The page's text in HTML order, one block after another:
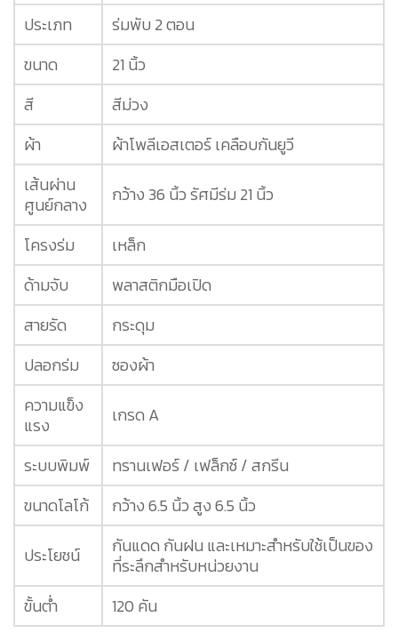
ประเภท
ร่มพับ 2 ตอน
ขนาด
21 นิ้ว
สี
สีม่วง
ผ้า
ผ้าโพลีเอสเตอร์ เคลือบกันยูวี
เส้นผ่าน
ศูนย์กลาง
กว้าง 36 นิ้ว รัศมีร่ม 21 นิ้ว
โครงร่ม
เหล็ก
ด้ามจับ
พลาสติกมือเปิด
สายรัด
กระดุม
ปลอกร่ม
ซองผ้า
ความแข็ง
แรง
เกรด A
ระบบพิมพ์
ทรานเฟอร์ / เฟล็กซ์ / สกรีน
ขนาดโลโก้
กว้าง 6.5 นิ้ว สูง 6.5 นิ้ว
ประโยชน์
กันแดด กันฝน และเหมาะสำหรับใช้เป็นของ
ที่ระลึกสำหรับหน่วยงาน
ขั้นต่ำ
120 คัน